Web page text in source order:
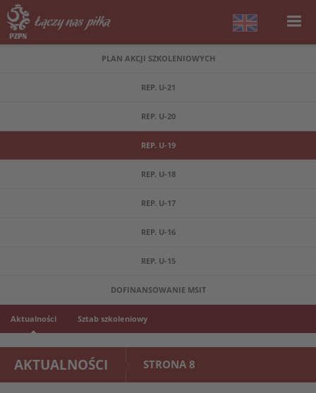
PLAN AKCJI SZKOLENIOWYCH
REP. U-21
REP. U-20
REP. U-19
REP. U-18
REP. U-17
REP. U-16
REP. U-15
DOFINANSOWANIE MSIT
Aktualności Sztab szkoleniowy
AKTUALNOŚCI STRONA 8